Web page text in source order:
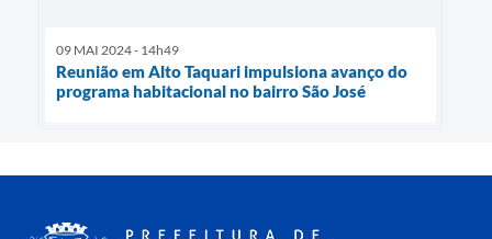
09 MAI 2024 - 14h49
Reunião em Alto Taquari impulsiona avanço do
programa habitacional no bairro São José